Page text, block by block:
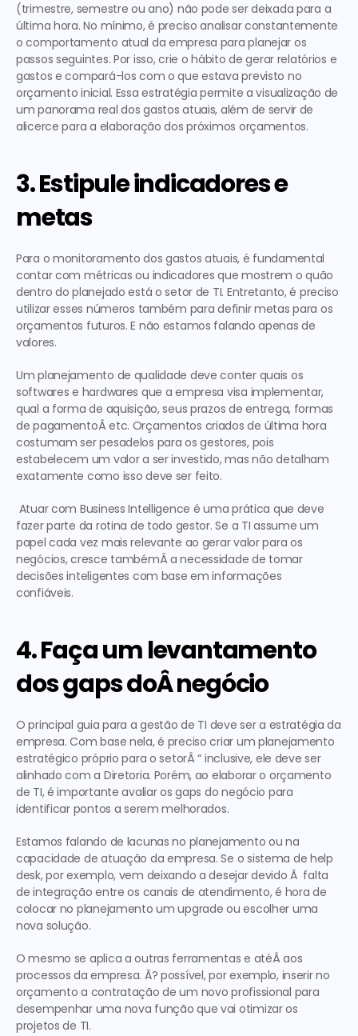
(trimestre, semestre ou ano) não pode ser deixada para a
última hora. No mínimo, é preciso analisar constantemente
o comportamento atual da empresa para planejar os
passos seguintes. Por isso, crie o hábito de gerar relatórios e
gastos e compará-los com o que estava previsto no
orçamento inicial. Essa estratégia permite a visualização de
um panorama real dos gastos atuais, além de servir de
alicerce para a elaboração dos próximos orçamentos.
3. Estipule indicadores e
metas
Para o monitoramento dos gastos atuais, é fundamental
contar com métricas ou indicadores que mostrem o quão
dentro do planejado está o setor de TI. Entretanto, é preciso
utilizar esses números também para definir metas para os
orçamentos futuros. E não estamos falando apenas de
valores.
Um planejamento de qualidade deve conter quais os
softwares e hardwares que a empresa visa implementar,
qual a forma de aquisição, seus prazos de entrega, formas
de pagamentoÂ etc. Orçamentos criados de última hora
costumam ser pesadelos para os gestores, pois
estabelecem um valor a ser investido, mas não detalham
exatamente como isso deve ser feito.
Atuar com Business Intelligence é uma prática que deve
fazer parte da rotina de todo gestor. Se a TI assume um
papel cada vez mais relevante ao gerar valor para os
negócios, cresce tambémÂ a necessidade de tomar
decisões inteligentes com base em informações
confiáveis.
4. Faça um levantamento
dos gaps doÂ negócio
O principal guia para a gestão de TI deve ser a estratégia da
empresa. Com base nela, é preciso criar um planejamento
estratégico próprio para o setorÂ “ inclusive, ele deve ser
alinhado com a Diretoria. Porém, ao elaborar o orçamento
de TI, é importante avaliar os gaps do negócio para
identificar pontos a serem melhorados.
Estamos falando de lacunas no planejamento ou na
capacidade de atuação da empresa. Se o sistema de help
desk, por exemplo, vem deixando a desejar devido Ã  falta
de integração entre os canais de atendimento, é hora de
colocar no planejamento um upgrade ou escolher uma
nova solução.
O mesmo se aplica a outras ferramentas e atéÂ aos
processos da empresa. Ã? possível, por exemplo, inserir no
orçamento a contratação de um novo profissional para
desempenhar uma nova função que vai otimizar os
projetos de TI.